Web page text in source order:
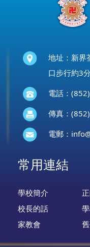
地址：新界
口步行約3
電話：
傳真：
電郵：
常用連結
學校簡介
校長的話
家教會